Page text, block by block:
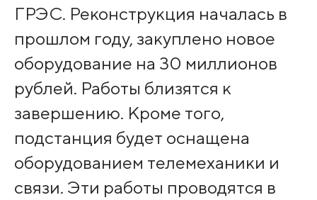
ГРЭС. Реконструкция началась в
прошлом году, закуплено новое
оборудование на 30 миллионов
рублей. Работы близятся к
завершению. Кроме того,
подстанция будет оснащена
оборудованием телемеханики и
связи. Эти работы проводятся в